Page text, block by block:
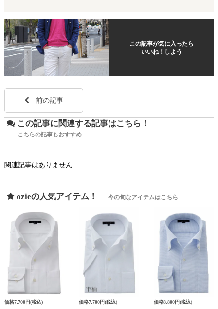
この記事が気に入ったら
いいね！しよう
前の記事
この記事に関連する記事はこちら！
こちらの記事もおすすめ
関連記事はありません
ozieの人気アイテム！ 今の旬なアイテムはこちら
価格7,700円(税込) 価格7,700円(税込) 価格8,800円(税込)